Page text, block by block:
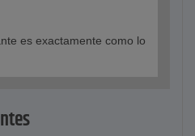
es exactamente como lo